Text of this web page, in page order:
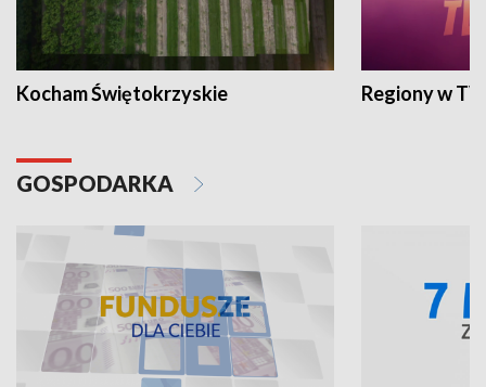
Kocham Świętokrzyskie Regiony w
GOSPODARKA